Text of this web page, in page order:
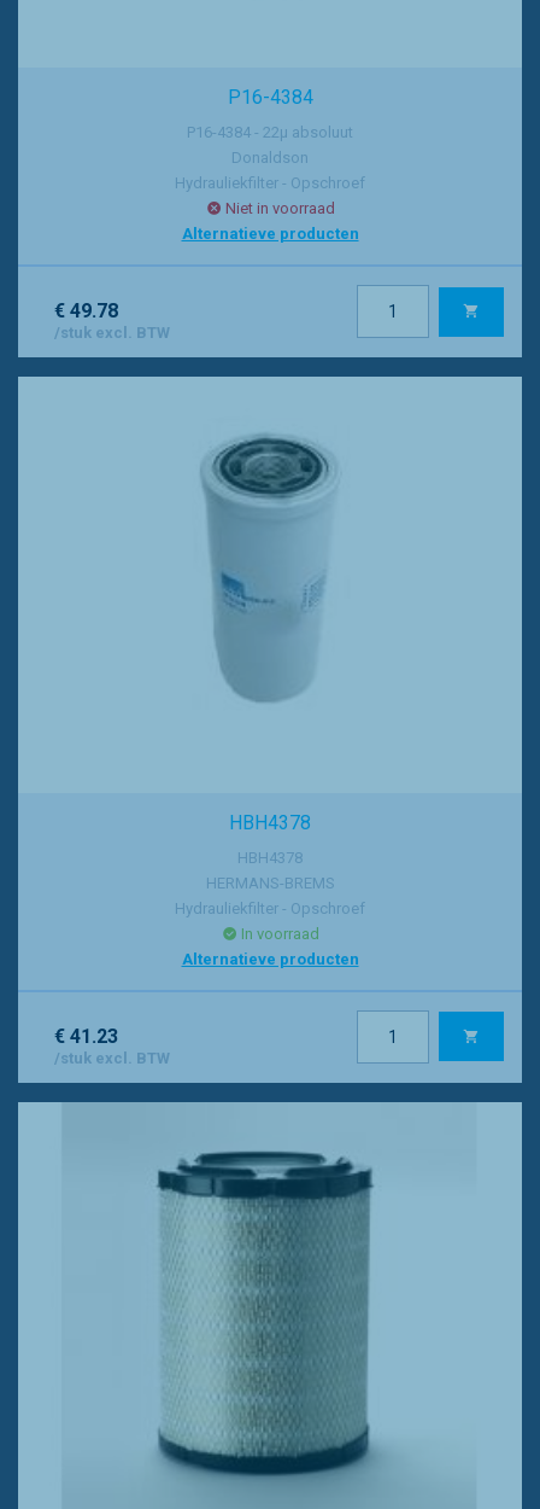
P16-4384
P16-4384 - 22µ absoluut
Donaldson
Hydrauliekfilter - Opschroef
Niet in voorraad
Alternatieve producten
€ 49.78
/stuk excl. BTW
HBH4378
HBH4378
HERMANS-BREMS
Hydrauliekfilter - Opschroef
In voorraad
Alternatieve producten
€ 41.23
/stuk excl. BTW